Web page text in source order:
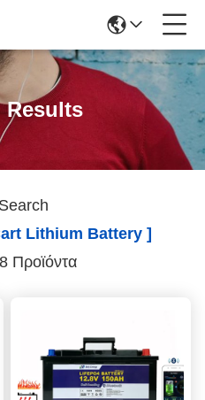
Results
Lithium Battery ]
Προϊόντα